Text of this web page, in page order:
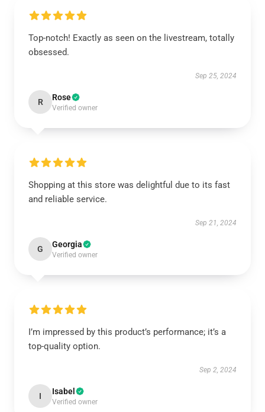
Top-notch! Exactly as seen on the livestream, totally
obsessed.
Sep 25, 2024
R Rose
Verified owner
Shopping at this store was delightful due to its fast
and reliable service.
Sep 21, 2024
G Georgia
Verified owner
I’m impressed by this product’s performance; it’s a
top-quality option.
Sep 2, 2024
I Isabel
Verified owner